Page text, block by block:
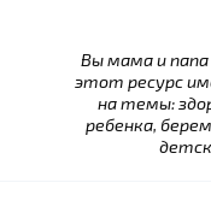
Вы мама и папа
этот ресурс
на темы:
ребенка,